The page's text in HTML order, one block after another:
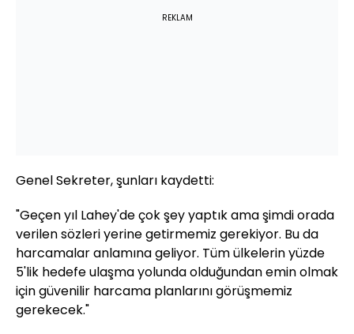
REKLAM
Genel Sekreter, şunları kaydetti:
"Geçen yıl Lahey'de çok şey yaptık ama şimdi orada
verilen sözleri yerine getirmemiz gerekiyor. Bu da
harcamalar anlamına geliyor. Tüm ülkelerin yüzde
5'lik hedefe ulaşma yolunda olduğundan emin olmak
için güvenilir harcama planlarını görüşmemiz
gerekecek."